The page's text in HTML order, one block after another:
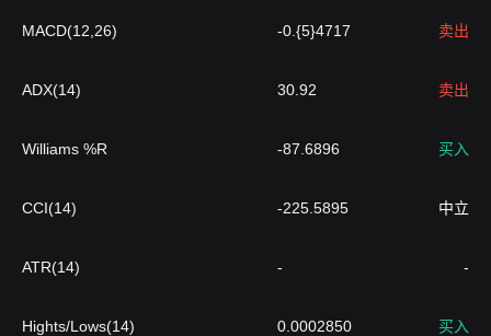
MACD(12,26) -0.{5}4717 卖出
ADX(14) 30.92 卖出
Williams %R -87.6896 买入
CCI(14) -225.5895 中立
ATR(14) - -
Hights/Lows(14) 0.0002850 买入